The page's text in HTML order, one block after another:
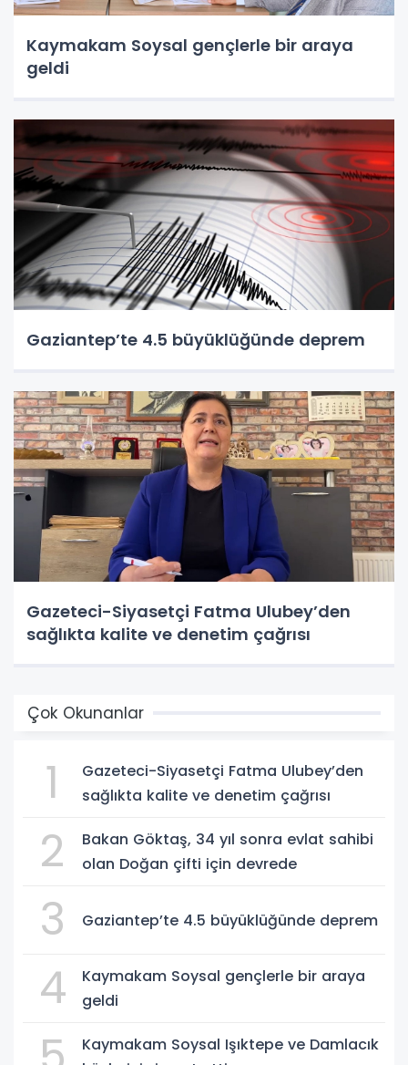
Kaymakam Soysal gençlerle bir araya
geldi
Gaziantep’te 4.5 büyüklüğünde deprem
Gazeteci-Siyasetçi Fatma Ulubey’den
sağlıkta kalite ve denetim çağrısı
Çok Okunanlar
1
Gazeteci-Siyasetçi Fatma Ulubey’den
sağlıkta kalite ve denetim çağrısı
2
Bakan Göktaş, 34 yıl sonra evlat sahibi
olan Doğan çifti için devrede
3 Gaziantep’te 4.5 büyüklüğünde deprem
4
Kaymakam Soysal gençlerle bir araya
geldi
Kaymakam Soysal Işıktepe ve Damlacık